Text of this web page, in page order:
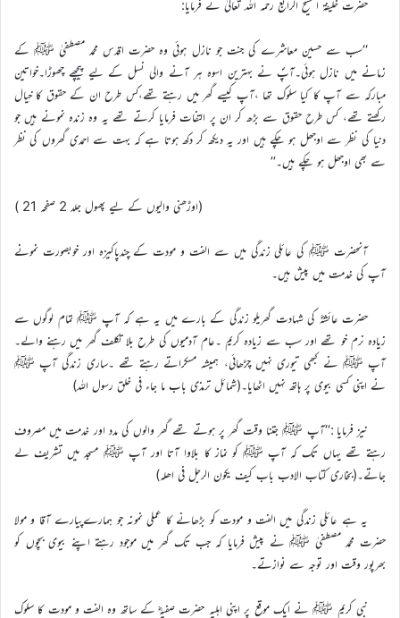
حضرت خلیفۃ المسیح الرابع رحمہ اللہ تعالیٰ نے فرمایا:
‘‘سب سے حسین معاشرے کی جنت جو نازل ہوئی وہ حضرت اقدس محمد مصطفیٰ ﷺ کے
زمانے میں نازل ہوئی۔آپؐ نے بہترین اسوہ ہر آنے والی نسل کے لیے پیچھے چھوڑا۔خواتین
مبارکہ سے آپ کا کیا سلوک تھا ،آپ کیسے گھر میں رہتے تھے،کس طرح ان کے حقوق کا خیال
رکھتے تھے، کس طرح حقوق سے بڑھ کر ان پر التفات فرمایا کرتے تھے یہ وہ زندہ نمونے ہیں جو
دنیا کی نظر سے اوجھل ہو چکے ہیں اور یہ دیکھ کر دکھ ہوتا ہے کہ بہت سے احمدی گھروں کی نظر
سے بھی اوجھل ہو چکے ہیں۔’’
(اوڑھنی والیوں کے لیے پھول جلد 2 صفحہ 21 )
آنحضرت ﷺ کی عائلی زندگی میں سے الفت و مودت کے چندپاکیزہ اور خوبصورت نمونے
آپ کی خدمت میں پیش ہیں۔
حضرت عائشہؓ کی شہادت گھریلو زندگی کے بارے میں یہ ہے کہ آپ ﷺ تمام لوگوں سے
زیادہ نرم خو تھے اور سب سے زیادہ کریم ۔عام آدمیوں کی طرح بلا تکلف گھر میں رہنے والے۔
آپ ﷺ نے کبھی تیوری نہیں چڑھائی، ہمیشہ مسکراتے رہتے تھے ۔ساری زندگی آپ ﷺ
نے اپنی کسی بیوی پر ہاتھ نہیں اٹھایا۔(شمائل ترمذی باب ما جاء فی خلق رسول اللہ)
نیز فرمایا :‘‘آپ ﷺ جتنا وقت گھر پر ہوتے تھے گھر والوں کی مدد اور خدمت میں مصروف
رہتے تھے یہاں تک کہ آپ ﷺ کو نماز کا بلاوا آتا اور آپ ﷺ مسجد میں تشریف لے
جاتے۔(بخاری کتاب الادب باب کیف یکون الرجل فی اھلہ)
یہ ہے عائلی زندگی میں الفت و مودت کو بڑھانے کا عملی نمونہ جو ہمارےپیارے آقا و مولا
حضرت محمد مصطفیٰ ﷺ نے پیش فرمایا کہ جب تک گھر میں موجود رہتے اپنے بیوی بچوں کو
بھرپور وقت اور توجہ سے نوازتے۔
نبی کریم ﷺ نے ایک موقع پر اپنی اہلیہ حضرت صفیہؓ کے ساتھ وہ الفت و مودت کا سلوک